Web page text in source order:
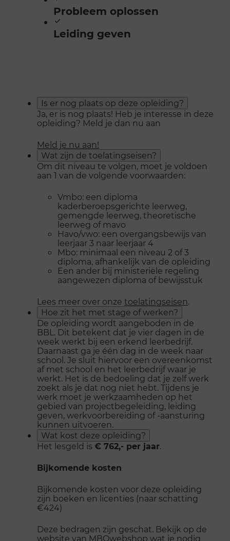
Probleem oplossen
Leiding geven
Is er nog plaats op deze opleiding?
Ja, er is nog plaats! Heb je interesse in deze
opleiding? Meld je dan nu aan
Meld je nu aan!
Wat zijn de toelatingseisen?
Om dit niveau te volgen, moet je voldoen
aan 1 van de volgende voorwaarden:
Vmbo: een diploma
kaderberoepsgerichte leerweg,
gemengde leerweg, theoretische
leerweg of mavo
Havo/vwo: een overgangsbewijs van
leerjaar 3 naar leerjaar 4
Mbo: minimaal een niveau 2 of 3
diploma, afhankelijk van de opleiding
Een ander bij ministeriële regeling
aangewezen diploma of bewijsstuk
Lees meer over onze toelatingseisen.
Hoe zit het met stage of werken?
De opleiding wordt aangeboden in de
BBL. Dit betekent dat je vier dagen in de
week werkt bij een erkend leerbedrijf.
Daarnaast ga je één dag in de week naar
school. Je sluit hiervoor een overeenkomst
af met school en het leerbedrijf waar je
werkt. Het is de bedoeling dat je zelf werk
zoekt als je dat nog niet hebt. Tijdens je
werk moet je werkzaamheden op het
gebied van projectbegeleiding, leiding
geven, werkvoorbereiding of -aansturing
kunnen uitvoeren.
Wat kost deze opleiding?
Het lesgeld is € 762,- per jaar.
Bijkomende kosten
Bijkomende kosten voor deze opleiding
zijn boeken en licenties (naar schatting
€424)
Deze bedragen zijn geschat. Bekijk op de
website van MBOwebshop wat je nodig